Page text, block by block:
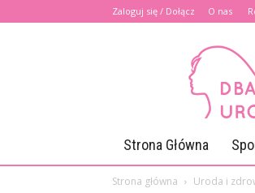
Zaloguj się / Dołącz O nas
Dbamourode.pl
Strona Główna
Strona główna Uroda i